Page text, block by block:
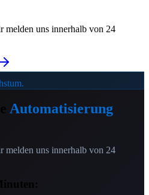
melden uns innerhalb von 24
Automatisierung
melden uns innerhalb von 24